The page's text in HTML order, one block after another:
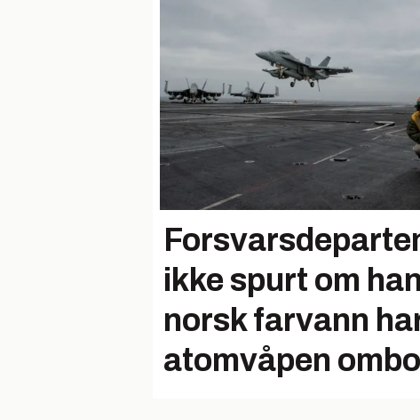
ikke spurt om
norsk farvann
atomvåpen